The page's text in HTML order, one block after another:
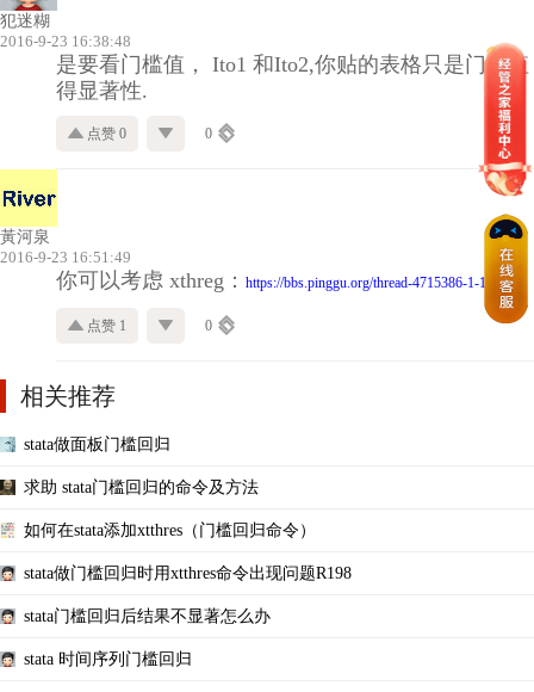
犯迷糊
2016-9-23 16:38:48
是要看门槛值， Ito1 和Ito2,你贴的表格只是门槛值
得显著性.
点赞 0 0
黃河泉
2016-9-23 16:51:49
你可以考虑 xthreg： https://bbs.pinggu.org/thread-4715386-1-1.html
点赞 1 0
相关推荐
stata做面板门槛回归
求助 stata门槛回归的命令及方法
如何在stata添加xtthres（门槛回归命令）
stata做门槛回归时用xtthres命令出现问题R198
stata门槛回归后结果不显著怎么办
stata 时间序列门槛回归